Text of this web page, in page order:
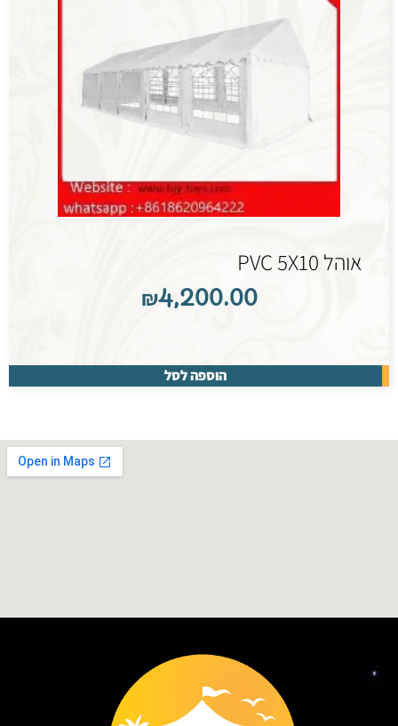
אוהל PVC 5X10
₪4,200.00
הוספה לסל